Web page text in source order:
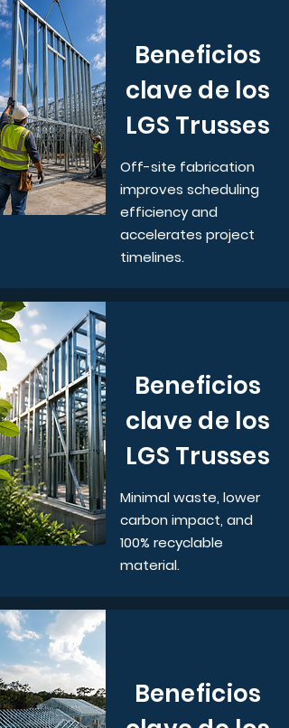
Beneficios
clave de los
LGS Trusses
Off-site fabrication
improves scheduling
efficiency and
accelerates project
timelines.
Beneficios
clave de los
LGS Trusses
Minimal waste, lower
carbon impact, and
100% recyclable
material.
Beneficios